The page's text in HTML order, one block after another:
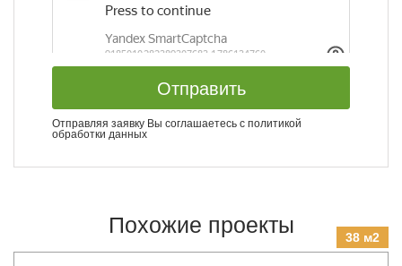
Отправить
Отправляя заявку Вы соглашаетесь с политикой
обработки данных
Похожие проекты 38 м2